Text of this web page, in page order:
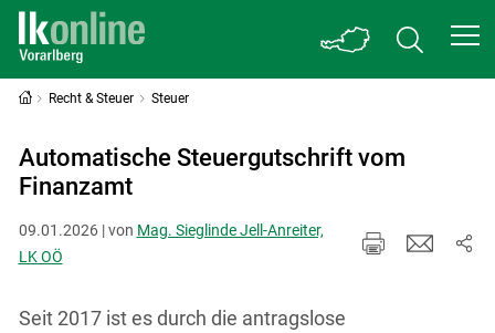
Recht & Steuer Steuer
Automatische Steuergutschrift vom
Finanzamt
09.01.2026 | von Mag. Sieglinde Jell-Anreiter,
LK OÖ
Seit 2017 ist es durch die antragslose